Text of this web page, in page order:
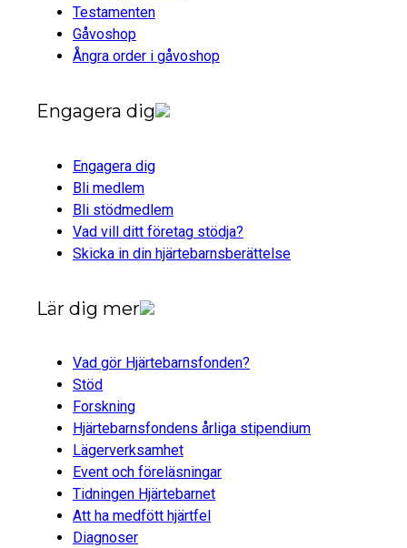
Testamenten
Gåvoshop
Ångra order i gåvoshop
Engagera dig
Engagera dig
Bli medlem
Bli stödmedlem
Vad vill ditt företag stödja?
Skicka in din hjärtebarnsberättelse
Lär dig mer
Vad gör Hjärtebarnsfonden?
Stöd
Forskning
Hjärtebarnsfondens årliga stipendium
Lägerverksamhet
Event och föreläsningar
Tidningen Hjärtebarnet
Att ha medfött hjärtfel
Diagnoser